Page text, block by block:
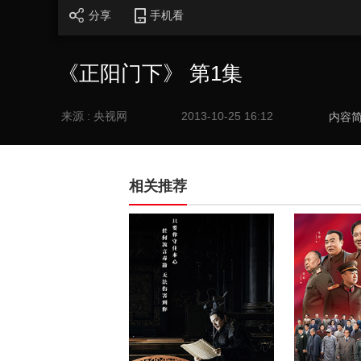
分享 手机看
《正阳门下》 第1集
来源 : 央视网 2013-10-25 16:12 内容
相关推荐